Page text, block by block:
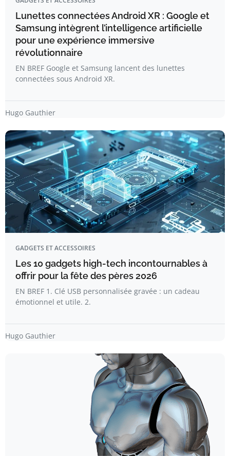
Lunettes connectées Android XR : Google et
Samsung intègrent l’intelligence artificielle
pour une expérience immersive
révolutionnaire
EN BREF Google et Samsung lancent des lunettes
connectées sous Android XR.
Hugo Gauthier
GADGETS ET ACCESSOIRES
Les 10 gadgets high-tech incontournables à
offrir pour la fête des pères 2026
EN BREF 1. Clé USB personnalisée gravée : un cadeau
émotionnel et utile. 2.
Hugo Gauthier